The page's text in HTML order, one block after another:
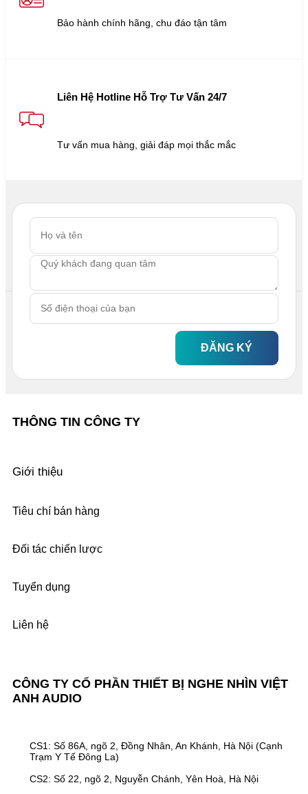
Bảo hành chính hãng, chu đáo tận tâm
Liên Hệ Hotline Hỗ Trợ Tư Vấn 24/7
Tư vấn mua hàng, giải đáp mọi thắc mắc
ĐĂNG KÝ
CÔNG TY CỔ PHẦN THIẾT BỊ NGHE NHÌN VIỆT
ANH AUDIO
CS1: Số 86A, ngõ 2, Đồng Nhân, An Khánh, Hà Nội (Cạnh
Trạm Y Tế Đông La)
CS2: Số 22, ngõ 2, Nguyễn Chánh, Yên Hoà, Hà Nội
THÔNG TIN CÔNG TY
Giới thiệu
Tiêu chí bán hàng
Đối tác chiến lược
Tuyển dụng
Liên hệ